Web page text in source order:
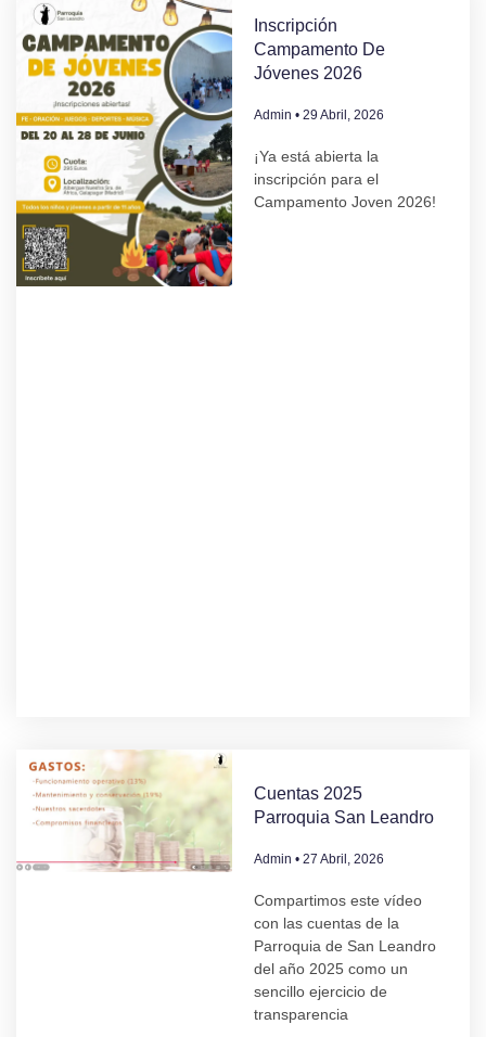
Inscripción
Campamento De
Jóvenes 2026
Admin 29 Abril, 2026
¡Ya está abierta la
inscripción para el
Campamento Joven 2026!
Cuentas 2025
Parroquia San Leandro
Admin 27 Abril, 2026
Compartimos este vídeo
con las cuentas de la
Parroquia de San Leandro
del año 2025 como un
sencillo ejercicio de
transparencia